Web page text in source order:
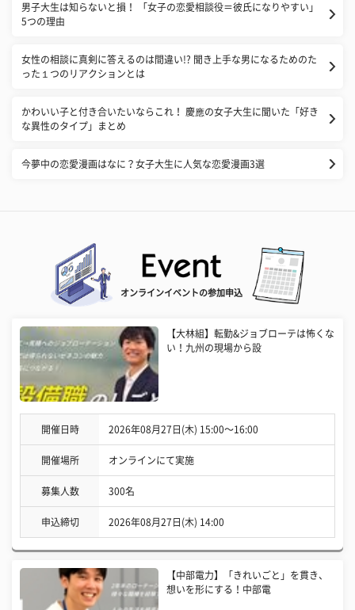
男子大生は知らないと損！ 「女子の恋愛相談役＝彼氏になりやすい」
5つの理由
女性の相談に真剣に答えるのは間違い!? 聞き上手な男になるためのた
った１つのリアクションとは
かわいい子と付き合いたいならこれ！ 慶應の女子大生に聞いた「好き
な異性のタイプ」まとめ
今夢中の恋愛漫画はなに？女子大生に人気な恋愛漫画3選
オンラインイベントの参加申込
【大林組】転勤&ジョブローテは怖くな
い！九州の現場から設
開催日時 2026年08月27日(木) 15:00〜16:00
開催場所 オンラインにて実施
募集人数 300名
申込締切 2026年08月27日(木) 14:00
【中部電力】「きれいごと」を貫き、
想いを形にする！中部電